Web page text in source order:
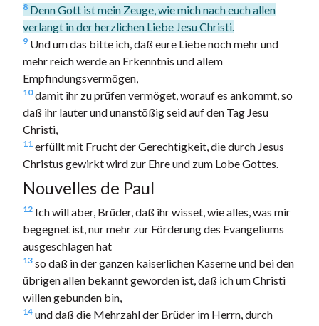
8 Denn Gott ist mein Zeuge, wie mich nach euch allen
verlangt in der herzlichen Liebe Jesu Christi.
9 Und um das bitte ich, daß eure Liebe noch mehr und
mehr reich werde an Erkenntnis und allem
Empfindungsvermögen,
10damit ihr zu prüfen vermöget, worauf es ankommt, so
daß ihr lauter und unanstößig seid auf den Tag Jesu
Christi,
11 erfüllt mit Frucht der Gerechtigkeit, die durch Jesus
Christus gewirkt wird zur Ehre und zum Lobe Gottes.
Nouvelles de Paul
12 Ich will aber, Brüder, daß ihr wisset, wie alles, was mir
begegnet ist, nur mehr zur Förderung des Evangeliums
ausgeschlagen hat
13 so daß in der ganzen kaiserlichen Kaserne und bei den
übrigen allen bekannt geworden ist, daß ich um Christi
willen gebunden bin,
14 und daß die Mehrzahl der Brüder im Herrn, durch